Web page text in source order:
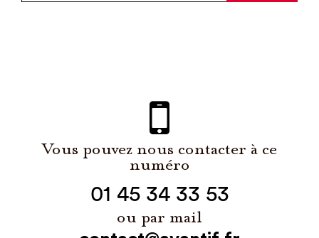
Vous pouvez nous contacter à ce
numéro
01 45 34 33 53
ou par mail